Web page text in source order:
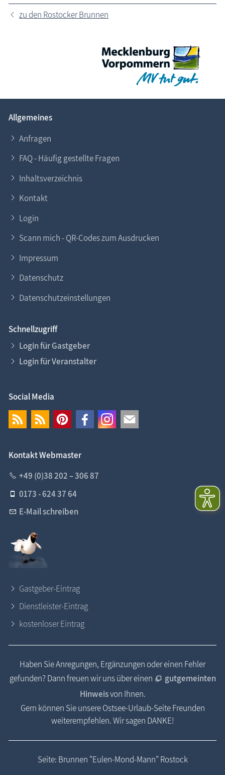
zu den Rostocker Brunnen
Allgemeines
Anfragen
FAQ - Häufig gestellte Fragen
Inhaltsverzeichnis
Kontakt
Login
Scann mich - QR-Codes zum Ausdrucken
Impressum
Datenschutz
Datenschutzeinstellungen
Schnellzugriff
Login für Gastgeber
Login für Veranstalter
Social Media
Kontakt Webmaster
+49 (0)38 202 – 306 87
0173 - 624 37 64
E-Mail schreiben
Gastgeber-Eintrag
Dienstleister-Eintrag
kostenloser Eintrag
Haben Sie Anregungen, Ergänzungen oder einen Fehler
gefunden? Dann freuen wir uns über einen
gutgemeinten
Hinweisvon Ihnen.
Gern können Sie unsere Ostsee-Urlaub-Seite Freunden
weiterempfehlen. Wir sagen DANKE!
Seite: Brunnen "Eulen-Mond-Mann" Rostock